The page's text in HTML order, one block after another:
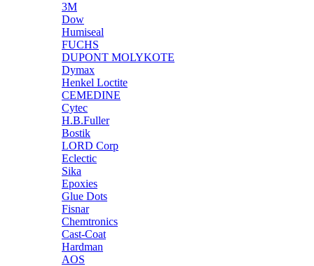
3M
Dow
Humiseal
FUCHS
DUPONT MOLYKOTE
Dymax
Henkel Loctite
CEMEDINE
Cytec
H.B.Fuller
Bostik
LORD Corp
Eclectic
Sika
Epoxies
Glue Dots
Fisnar
Chemtronics
Cast-Coat
Hardman
AOS